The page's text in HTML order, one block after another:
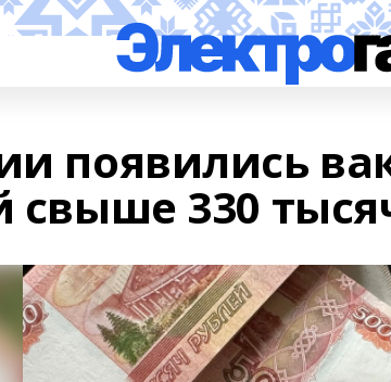
появились
свыше 330